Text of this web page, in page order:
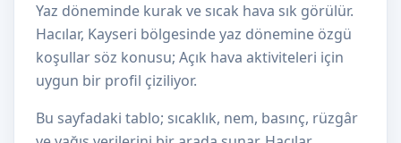
Yaz döneminde kurak ve sıcak hava sık görülür.
Hacılar, Kayseri bölgesinde yaz dönemine özgü
koşullar söz konusu; Açık hava aktiviteleri için
uygun bir profil çiziliyor.
Bu sayfadaki tablo; sıcaklık, nem, basınç, rüzgâr